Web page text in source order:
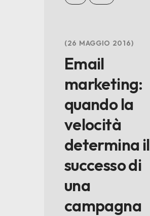
26 MAGGIO 2016
Email
marketing:
quando la
velocità
determina il
successo di
una
campagna